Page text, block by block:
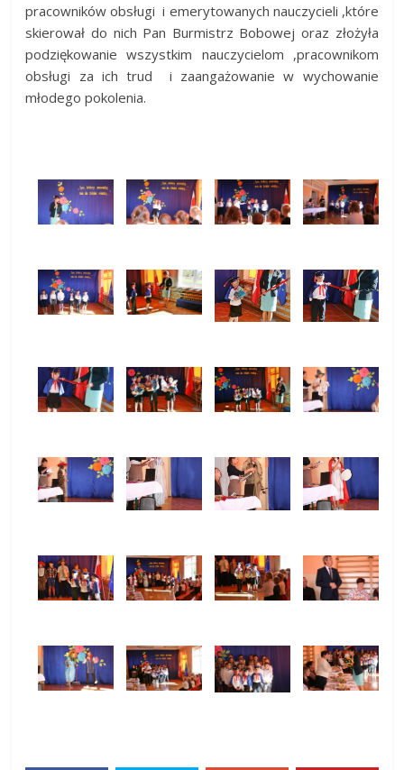
pracowników obsługi i emerytowanych nauczycieli ,które
skierował do nich Pan Burmistrz Bobowej oraz złożyła
podziękowanie wszystkim nauczycielom ,pracownikom
obsługi za ich trud i zaangażowanie w wychowanie
młodego pokolenia.